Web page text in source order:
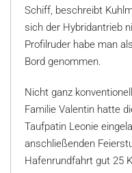
Schiff, beschreibt
sich der Hybridantrieb
Profilruder habe man
Bord genommen.
Nicht ganz
Familie Valentin hatte
Taufpatin Leonie
anschließenden
Hafenrundfahrt gut 25